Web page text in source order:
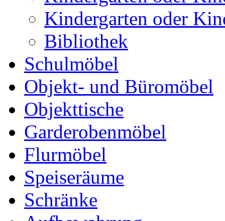
Kindergarten oder
Bibliothek
Schulmöbel
Objekt- und Büromöbel
Objekttische
Garderobenmöbel
Flurmöbel
Speiseräume
Schränke